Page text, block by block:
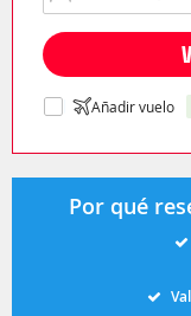
Añadir vuelo
Por qué